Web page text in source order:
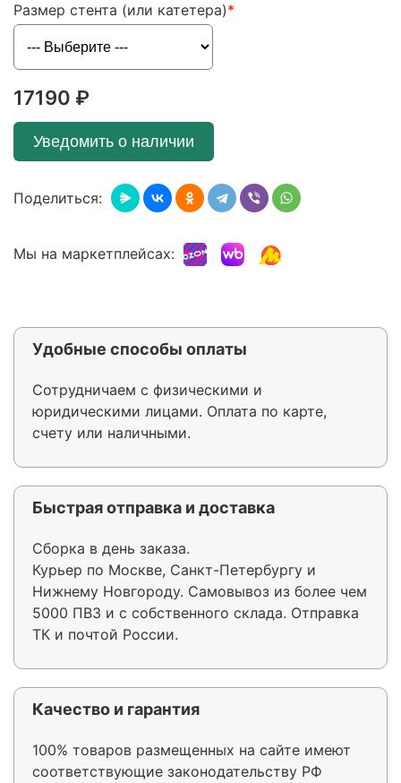
Размер стента (или катетера)
17190 ₽
Уведомить о наличии
Поделиться:
Мы на маркетплейсах:
Удобные способы оплаты
Сотрудничаем с физическими и
юридическими лицами. Оплата по карте,
счету или наличными.
Быстрая отправка и доставка
Сборка в день заказа.
Курьер по Москве, Санкт-Петербургу и
Нижнему Новгороду. Самовывоз из более чем
5000 ПВЗ и с собственного склада. Отправка
ТК и почтой России.
Качество и гарантия
100% товаров размещенных на сайте имеют
соответствующие законодательству РФ